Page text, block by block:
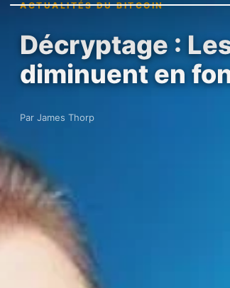
ACTUALITÉS DU BITCOIN
Décryptage :
diminuent en
Par James Thorp